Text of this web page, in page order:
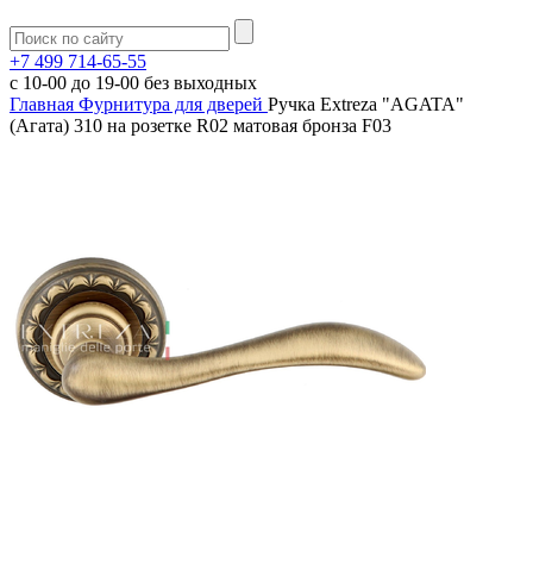
+7 499 714-65-55
с 10-00 до 19-00 без выходных
Главная Фурнитура для дверей Ручка Extreza "AGATA"
(Агата) 310 на розетке R02 матовая бронза F03